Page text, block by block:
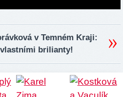
v Temném Kraji:
brilianty!